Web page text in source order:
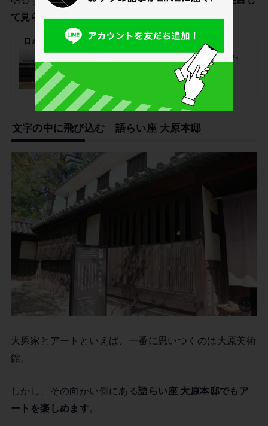
て見られました。
倉敷物語館 ～ 美観地区の入り口にある、
貸室としても人気の交流スペース
あわせて読みたい
文字の中に飛び込む 語らい座 大原本邸
大原家とアートといえば、一番に思いつくのは大原美術
館。
しかし、その向かい側にある語らい座 大原本邸でもア
ートを楽しめます。